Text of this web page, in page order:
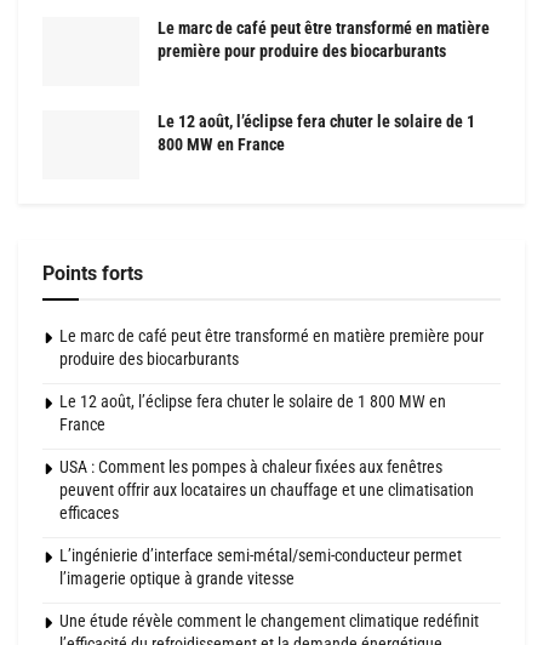
Le marc de café peut être transformé en matière
première pour produire des biocarburants
Le 12 août, l’éclipse fera chuter le solaire de 1
800 MW en France
Points forts
Le marc de café peut être transformé en matière première pour
produire des biocarburants
Le 12 août, l’éclipse fera chuter le solaire de 1 800 MW en
France
USA : Comment les pompes à chaleur fixées aux fenêtres
peuvent offrir aux locataires un chauffage et une climatisation
efficaces
L’ingénierie d’interface semi-métal/semi-conducteur permet
l’imagerie optique à grande vitesse
Une étude révèle comment le changement climatique redéfinit